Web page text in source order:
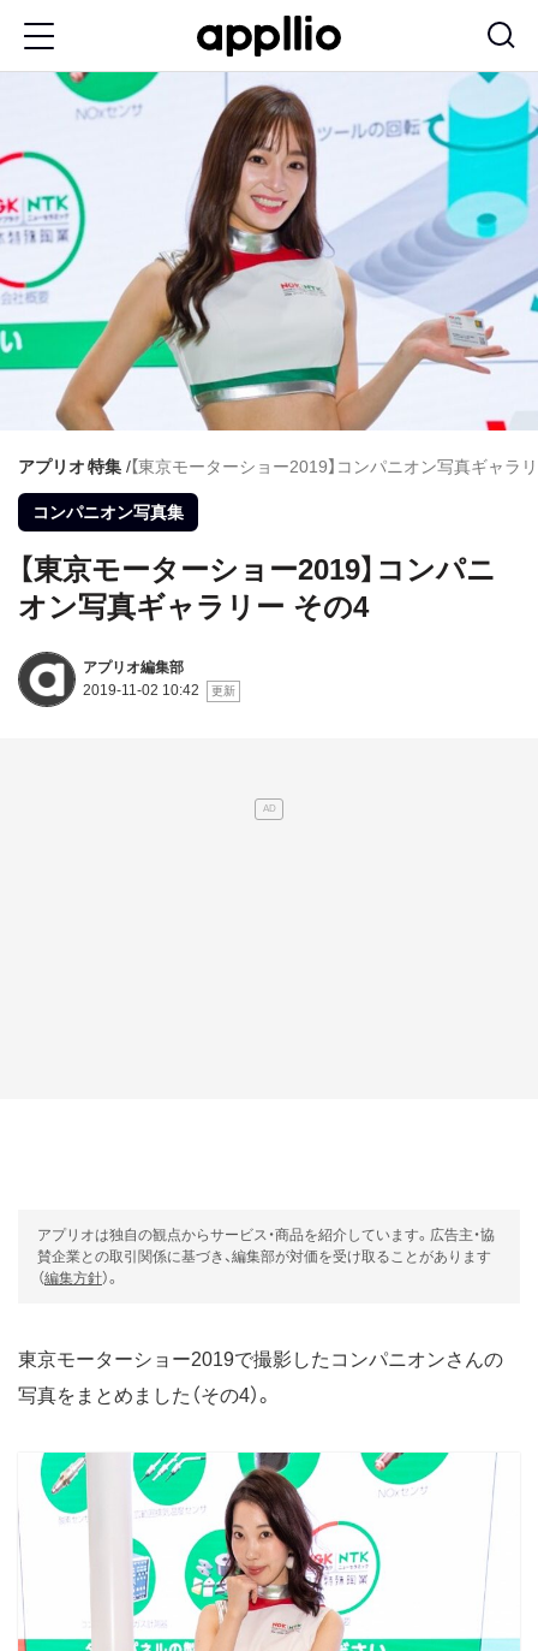
ン
テ
ン
ツ
に
移
アプリオ特集 【東京モーターショー2019】コンパニオン写真ギャラ
コンパニオン写真集
【東京モーターショー2019】コンパニ
オン写真ギャラリー その4
アプリオ編集部
2019-11-02 10:42
アプリオは独自の観点からサービス・商品を紹介しています。広告主・協
賛企業との取引関係に基づき、編集部が対価を受け取ることがあります
（編集方針）。
東京モーターショー2019で撮影したコンパニオンさんの
写真をまとめました（その4）。